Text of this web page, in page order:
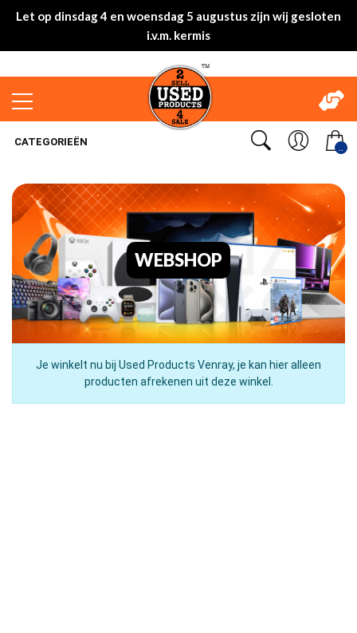
Let op dinsdag 4 en woensdag 5 augustus zijn wij gesloten
i.v.m. kermis
..
CATEGORIEËN
WEBSHOP
Je winkelt nu bij Used Products Venray, je kan hier alleen
producten afrekenen uit deze winkel.